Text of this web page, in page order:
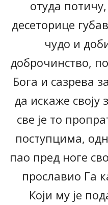
отуда
десеторице
чудо и
доброчинство,
Бога и сазрева
да искаже своју
све је то
поступцима,
пао пред ноге
прославио Га
Који му је